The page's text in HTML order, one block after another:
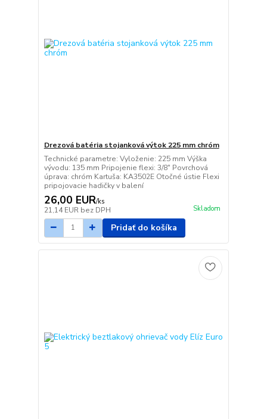
Drezová batéria stojanková výtok 225 mm chróm
Technické parametre: Vyloženie: 225 mm Výška
vývodu: 135 mm Pripojenie flexi: 3/8" Povrchová
úprava: chróm Kartuša: KA3502E Otočné ústie Flexi
pripojovacie hadičky v balení
26,00 EUR/ks
21,14 EUR bez DPH Skladom
Pridať do košíka